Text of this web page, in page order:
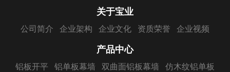
关于宝业
公司简介 企业架构 企业文化 资质荣誉 企业视频
产品中心
铝板开平 铝单板幕墙 双曲面铝板幕墙 仿木纹铝单板